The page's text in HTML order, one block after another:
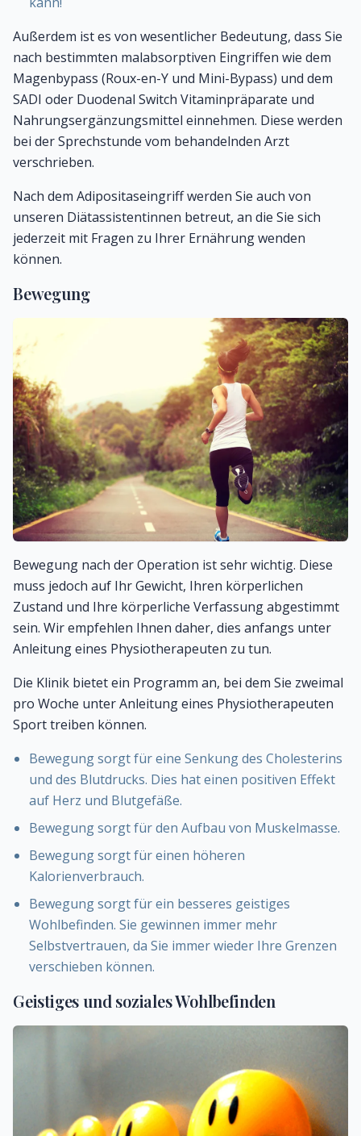
Außerdem ist es von wesentlicher Bedeutung, dass Sie
nach bestimmten malabsorptiven Eingriffen wie dem
Magenbypass (Roux-en-Y und Mini-Bypass) und dem
SADI oder Duodenal Switch Vitaminpräparate und
Nahrungsergänzungsmittel einnehmen. Diese werden
bei der Sprechstunde vom behandelnden Arzt
verschrieben.
Nach dem Adipositaseingriff werden Sie auch von
unseren Diätassistentinnen betreut, an die Sie sich
jederzeit mit Fragen zu Ihrer Ernährung wenden
können.
Bewegung
Bewegung nach der Operation ist sehr wichtig. Diese
muss jedoch auf Ihr Gewicht, Ihren körperlichen
Zustand und Ihre körperliche Verfassung abgestimmt
sein. Wir empfehlen Ihnen daher, dies anfangs unter
Anleitung eines Physiotherapeuten zu tun.
Die Klinik bietet ein Programm an, bei dem Sie zweimal
pro Woche unter Anleitung eines Physiotherapeuten
Sport treiben können.
Bewegung sorgt für eine Senkung des Cholesterins
und des Blutdrucks. Dies hat einen positiven Effekt
auf Herz und Blutgefäße.
Bewegung sorgt für den Aufbau von Muskelmasse.
Bewegung sorgt für einen höheren
Kalorienverbrauch.
Bewegung sorgt für ein besseres geistiges
Wohlbefinden. Sie gewinnen immer mehr
Selbstvertrauen, da Sie immer wieder Ihre Grenzen
verschieben können.
Geistiges und soziales Wohlbefinden